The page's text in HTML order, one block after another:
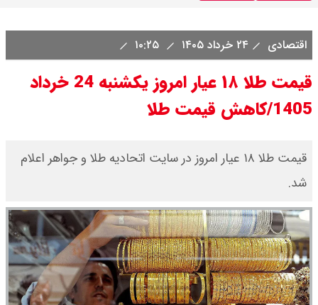
اقتصادی ۲۴ خرداد ۱۴۰۵
قیمت طلا ۱۸ عیار امروز یکشنبه 24 خرداد
1405/کاهش قیمت طلا
قیمت طلا ۱۸ عیار امروز در سایت اتحادیه طلا و جواهر اعلام
شد.